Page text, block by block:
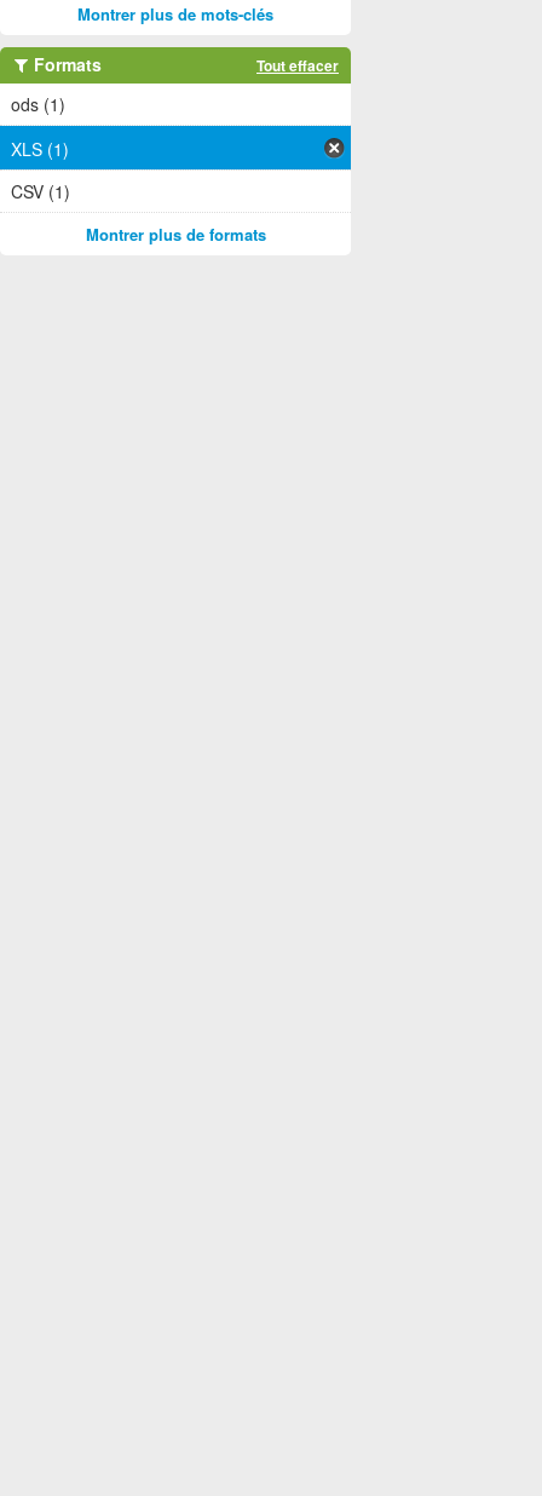
Montrer plus de mots-clés
Formats Tout effacer
ods (1)
XLS (1)
CSV (1)
Montrer plus de formats